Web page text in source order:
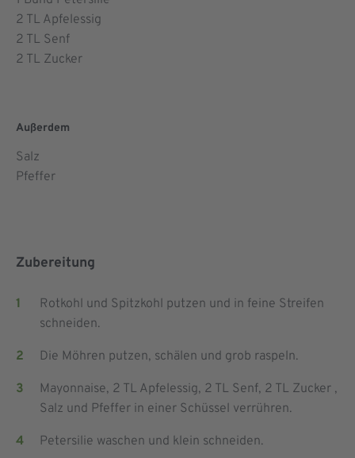
2 TL Apfelessig
2 TL Senf
2 TL Zucker
Außerdem
Salz
Pfeffer
Zubereitung
Rotkohl und Spitzkohl putzen und in feine Streifen
schneiden.
Die Möhren putzen, schälen und grob raspeln.
Mayonnaise, 2 TL Apfelessig, 2 TL Senf, 2 TL Zucker ,
Salz und Pfeffer in einer Schüssel verrühren.
Petersilie waschen und klein schneiden.